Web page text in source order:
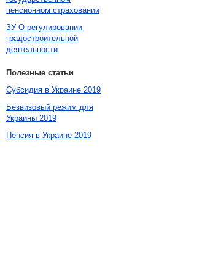
пенсионном страховании
ЗУ О регулировании
градостроительной
деятельности
Полезные статьи
Субсидия в Украине 2019
Безвизовый режим для
Украины 2019
Пенсия в Украине 2019